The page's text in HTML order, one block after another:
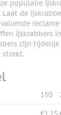
populaire
Laat de
ijskrabbers
zijn
strekt.
150